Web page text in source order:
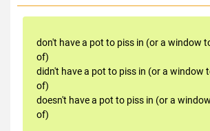
don't have a pot to piss in (or a window
of)
didn't have a pot to piss in (or a window
of)
doesn't have a pot to piss in (or a
of)